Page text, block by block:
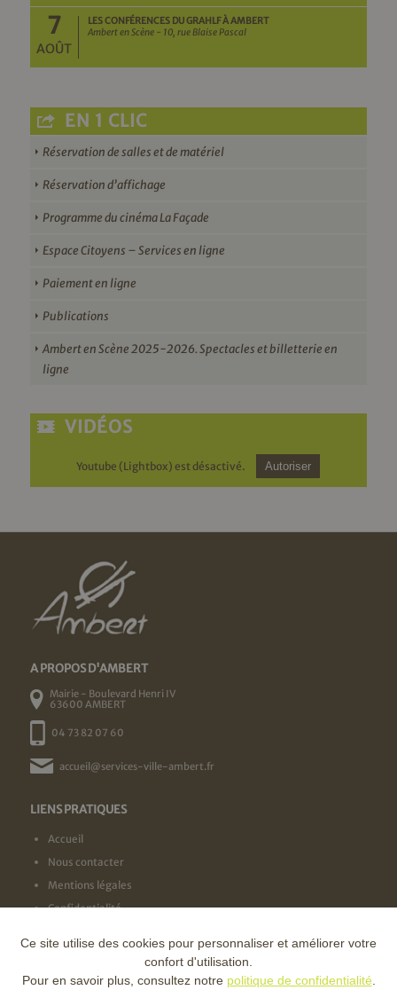
7
AOÛT
LES CONFÉRENCES DU GRAHLF À AMBERT
Ambert en Scène - 10, rue Blaise Pascal
EN 1 CLIC
Réservation de salles et de matériel
Réservation d’affichage
Programme du cinéma La Façade
Espace Citoyens – Services en ligne
Paiement en ligne
Publications
Ambert en Scène 2025-2026. Spectacles et billetterie en
ligne
VIDÉOS
Youtube (Lightbox) est désactivé. Autoriser
A PROPOS D'AMBERT
Mairie - Boulevard Henri IV
63600 AMBERT
04 73 82 07 60
accueil@services-ville-ambert.fr
LIENS PRATIQUES
Accueil
Nous contacter
Mentions légales
Confidentialité
NOS LABELS
Ce site utilise des cookies pour personnaliser et améliorer votre
confort d'utilisation.
Pour en savoir plus, consultez notre politique de confidentialité